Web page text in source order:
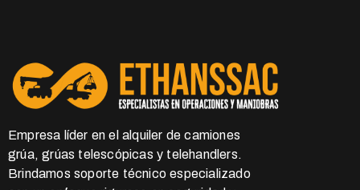
Empresa líder en el alquiler de camiones
grúa, grúas telescópicas y telehandlers.
Brindamos soporte técnico especializado